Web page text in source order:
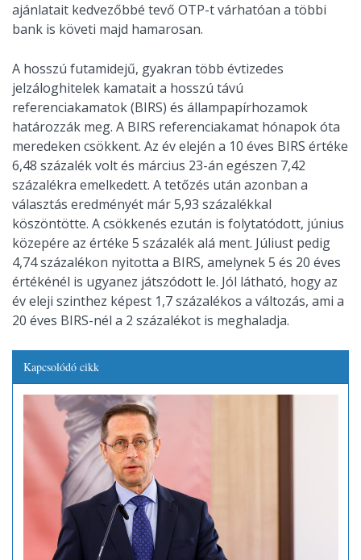
ajánlatait kedvezőbbé tevő OTP-t várhatóan a többi
bank is követi majd hamarosan.
A hosszú futamidejű, gyakran több évtizedes
jelzáloghitelek kamatait a hosszú távú
referenciakamatok (BIRS) és állampapírhozamok
határozzák meg. A BIRS referenciakamat hónapok óta
meredeken csökkent. Az év elején a 10 éves BIRS értéke
6,48 százalék volt és március 23-án egészen 7,42
százalékra emelkedett. A tetőzés után azonban a
választás eredményét már 5,93 százalékkal
köszöntötte. A csökkenés ezután is folytatódott, június
közepére az értéke 5 százalék alá ment. Júliust pedig
4,74 százalékon nyitotta a BIRS, amelynek 5 és 20 éves
értékénél is ugyanez játszódott le. Jól látható, hogy az
év eleji szinthez képest 1,7 százalékos a változás, ami a
20 éves BIRS-nél a 2 százalékot is meghaladja.
Kapcsolódó cikk